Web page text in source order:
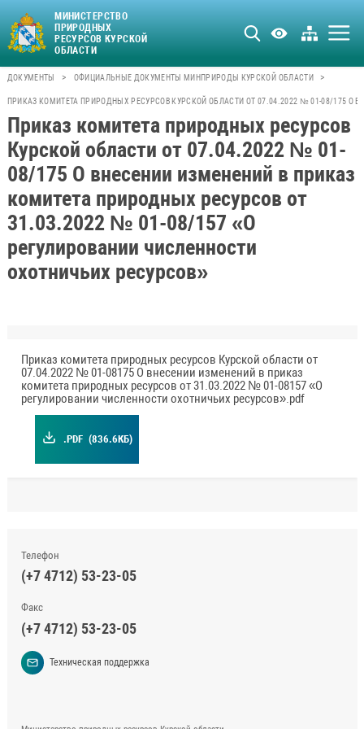
МИНИСТЕРСТВО
ПРИРОДНЫХ
РЕСУРСОВ КУРСКОЙ
ОБЛАСТИ
ДОКУМЕНТЫ > ОФИЦИАЛЬНЫЕ ДОКУМЕНТЫ МИНПРИРОДЫ КУРСКОЙ ОБЛАСТИ >
ПРИКАЗ КОМИТЕТА ПРИРОДНЫХ РЕСУРСОВ КУРСКОЙ ОБЛАСТИ ОТ 07.04.2022 № 01-08/175 О
Приказ комитета природных ресурсов
Курской области от 07.04.2022 № 01-
08/175 О внесении изменений в приказ
комитета природных ресурсов от
31.03.2022 № 01-08/157 «О
регулировании численности
охотничьих ресурсов»
Приказ комитета природных ресурсов Курской области от
07.04.2022 № 01-08175 О внесении изменений в приказ
комитета природных ресурсов от 31.03.2022 № 01-08157 «О
регулировании численности охотничьих ресурсов».pdf
.PDF (836.6КБ)
Телефон
(+7 4712) 53-23-05
Факс
(+7 4712) 53-23-05
Техническая поддержка